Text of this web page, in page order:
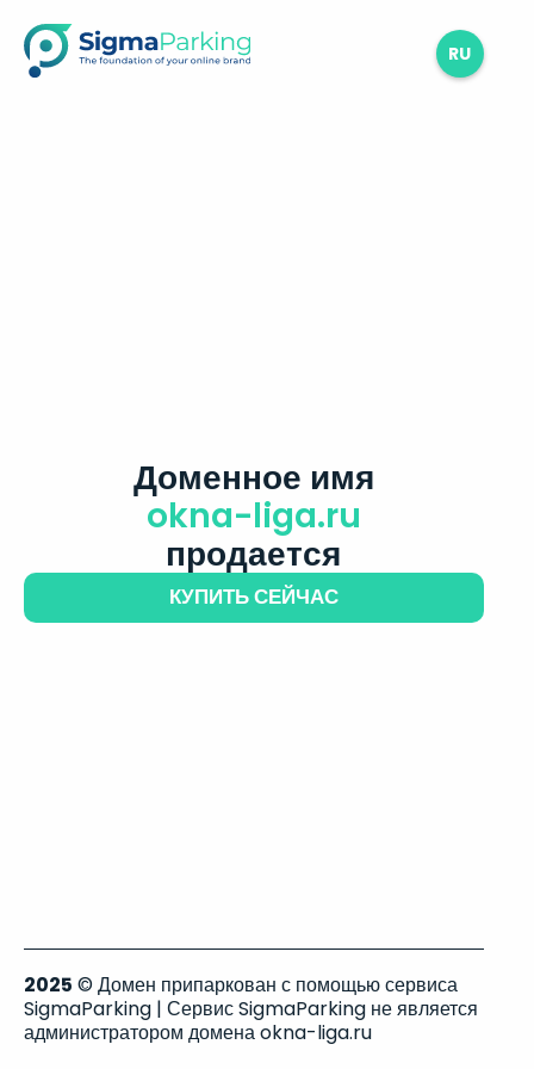
RU
Доменное имя
okna-liga.ru
продается
КУПИТЬ СЕЙЧАС
2025 © Домен припаркован с помощью сервиса
SigmaParking | Сервис SigmaParking не является
администратором домена okna-liga.ru